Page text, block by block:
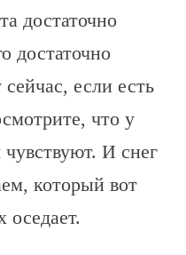
достаточно
достаточно
если есть
что у
чувствуют. И снег
который вот
оседает.